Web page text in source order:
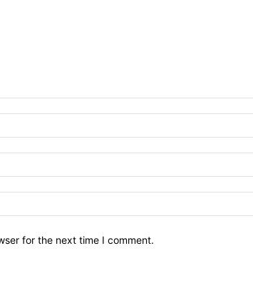
for the next time I comment.